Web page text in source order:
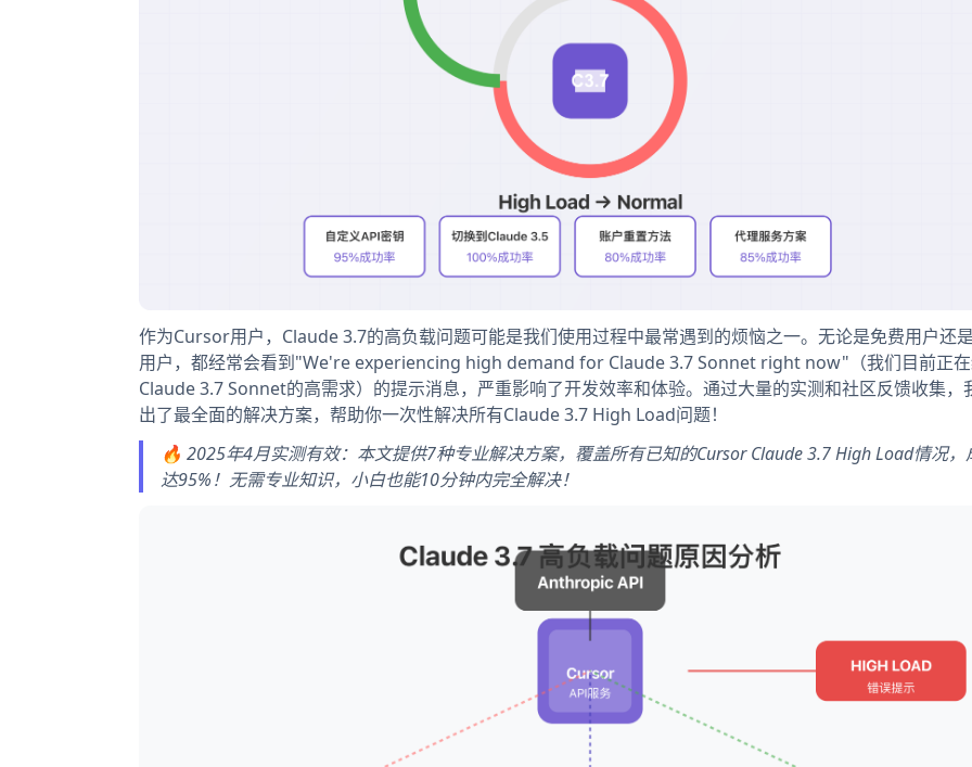
作为Cursor用户，Claude 3.7的高负载问题可能是我们使用过程中最常遇到的烦恼之一。无论是免费用户还
用户，都经常会看到"We're experiencing high demand for Claude 3.7 Sonnet right now"（我们目前正
Claude 3.7 Sonnet的高需求）的提示消息，严重影响了开发效率和体验。通过大量的实测和社区反馈收集，
出了最全面的解决方案，帮助你一次性解决所有Claude 3.7 High Load问题！
🔥 2025年4月实测有效：本文提供7种专业解决方案，覆盖所有已知的Cursor Claude 3.7 High Load情况，
达95%！无需专业知识，小白也能10分钟内完全解决！